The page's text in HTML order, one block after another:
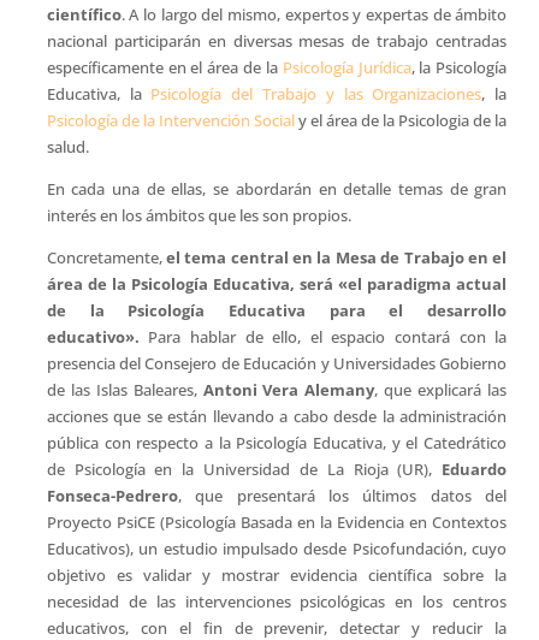
científico. A lo largo del mismo, expertos y expertas de ámbito
nacional participarán en diversas mesas de trabajo centradas
específicamente en el área de la Psicología Jurídica, la Psicología
Educativa, la Psicología del Trabajo y las Organizaciones, la
Psicología de la Intervención Socialy el área de la Psicologia de la
salud.
En cada una de ellas, se abordarán en detalle temas de gran
interés en los ámbitos que les son propios.
Concretamente,el tema central en la Mesa de Trabajo en el
área de la Psicología Educativa, será «el paradigma actual
de la Psicología Educativa para el desarrollo
educativo». Para hablar de ello, el espacio contará con la
presencia del Consejero de Educación y Universidades Gobierno
de las Islas Baleares, Antoni Vera Alemany, que explicará las
acciones que se están llevando a cabo desde la administración
pública con respecto a la Psicología Educativa, y el Catedrático
de Psicología en la Universidad de La Rioja (UR), Eduardo
Fonseca-Pedrero, que presentará los últimos datos del
Proyecto PsiCE (Psicología Basada en la Evidencia en Contextos
Educativos), un estudio impulsado desde Psicofundación, cuyo
objetivo es validar y mostrar evidencia científica sobre la
necesidad de las intervenciones psicológicas en los centros
educativos, con el fin de prevenir, detectar y reducir la